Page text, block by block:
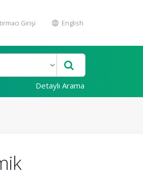
Girişi English
Detaylı Arama